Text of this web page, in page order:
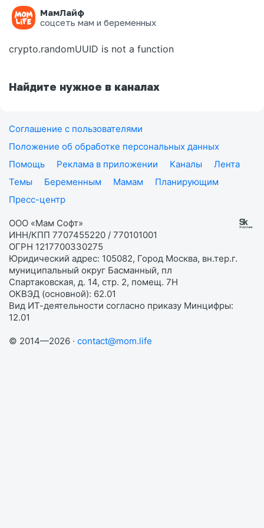
МамЛайф
соцсеть мам и беременных
Ошибка на странице
crypto.randomUUID is not a function
Найдите нужное в каналах
Соглашение с пользователями
Положение об обработке персональных данных
Помощь
Реклама в приложении Каналы
Лента
Темы
Беременным Мамам
Планирующим
Пресс-центр
ООО «Мам Софт»
ИНН/КПП 7707455220 / 770101001
ОГРН 1217700330275
Юридический адрес: 105082, Город Москва, вн.тер.г.
муниципальный округ Басманный, пл
Спартаковская, д. 14, стр. 2, помещ. 7Н
ОКВЭД (основной): 62.01
Вид ИТ-деятельности согласно приказу Минцифры:
12.01
© 2014—2026 · contact@mom.life